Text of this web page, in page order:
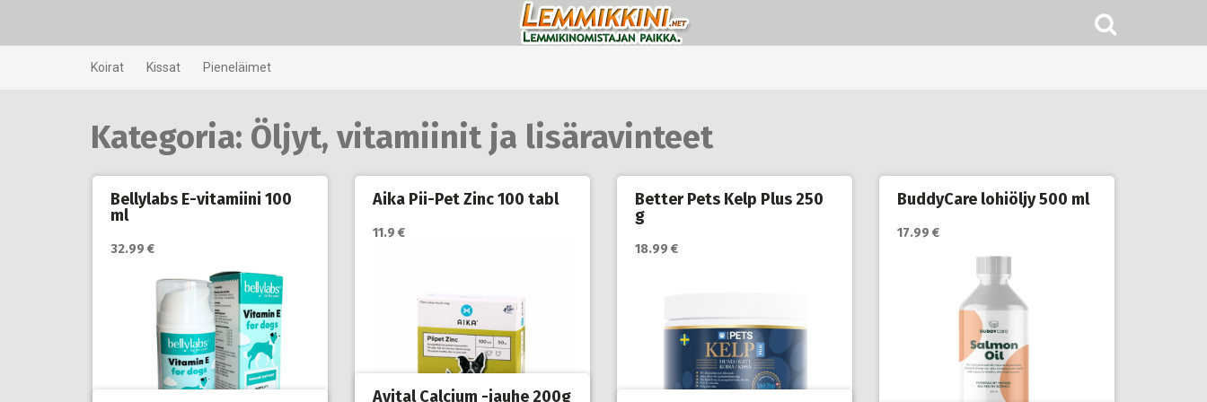
Koirat Kissat Pieneläimet
Kategoria: Öljyt, vitamiinit ja lisäravinteet
Bellylabs E-vitamiini 100
ml
32.99 €
Aika Pii-Pet Zinc 100 tabl
11.9 €
Better Pets Kelp Plus 250
g
18.99 €
BuddyCare lohiöljy 500 ml
17.99 €
Avital Calcium -jauhe 200g